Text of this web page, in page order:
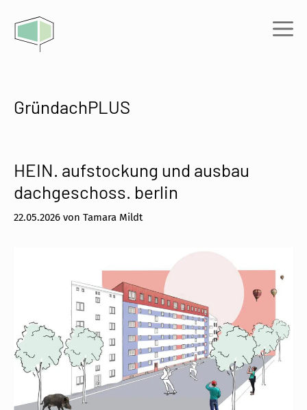
Inhalt
springen
GründachPLUS
HEIN. aufstockung und ausbau
dachgeschoss. berlin
22.05.2026 von Tamara Mildt